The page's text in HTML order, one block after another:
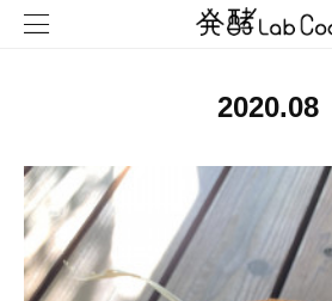
2020.08